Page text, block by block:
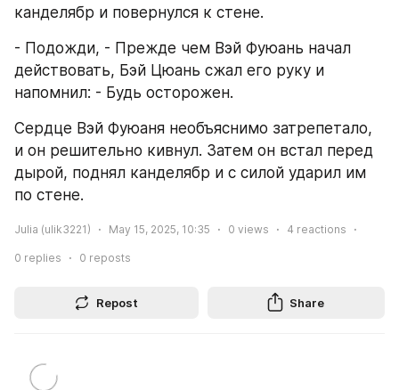
канделябр и повернулся к стене.
- Подожди, - Прежде чем Вэй Фуюань начал
действовать, Бэй Цюань сжал его руку и
напомнил: - Будь осторожен.
Сердце Вэй Фуюаня необъяснимо затрепетало,
и он решительно кивнул. Затем он встал перед
дырой, поднял канделябр и с силой ударил им
по стене.
Julia (ulik3221) May 15, 2025, 10:35 0 views 4 reactions
0 replies 0 reposts
Repost Share